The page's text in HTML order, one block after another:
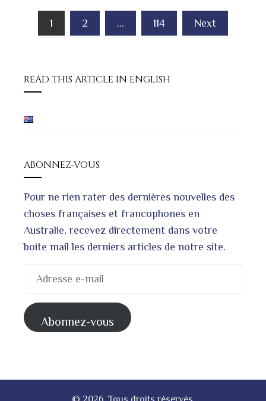
Pagination
publications
1 2 … 114 Next
READ THIS ARTICLE IN ENGLISH
ABONNEZ-VOUS
Pour ne rien rater des dernières nouvelles des
choses françaises et francophones en
Australie, recevez directement dans votre
boite mail les derniers articles de notre site.
mail
Abonnez-vous